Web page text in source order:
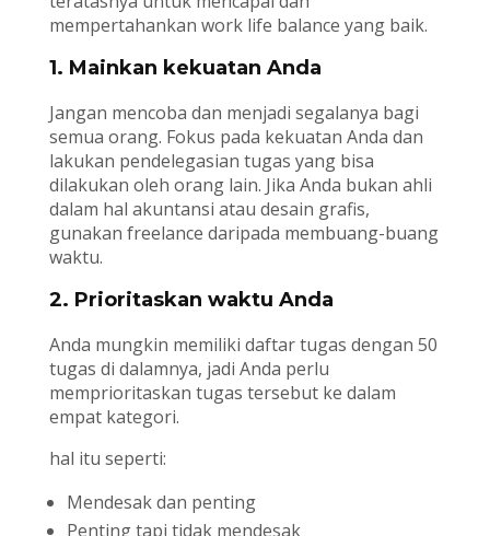
mempertahankan work life balance yang baik.
1. Mainkan kekuatan Anda
Jangan mencoba dan menjadi segalanya bagi
semua orang. Fokus pada kekuatan Anda dan
lakukan pendelegasian tugas yang bisa
dilakukan oleh orang lain. Jika Anda bukan ahli
dalam hal akuntansi atau desain grafis,
gunakan freelance daripada membuang-buang
waktu.
2. Prioritaskan waktu Anda
Anda mungkin memiliki daftar tugas dengan 50
tugas di dalamnya, jadi Anda perlu
memprioritaskan tugas tersebut ke dalam
empat kategori.
hal itu seperti:
Mendesak dan penting
Penting tapi tidak mendesak